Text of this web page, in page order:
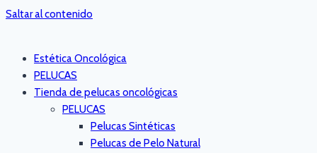
Saltar al contenido
Estética Oncológica
PELUCAS
Tienda de pelucas oncológicas
PELUCAS
Pelucas Sintéticas
Pelucas de Pelo Natural